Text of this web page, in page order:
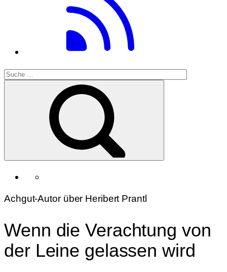
Achgut-Autor über Heribert Prantl
Wenn die Verachtung von
der Leine gelassen wird